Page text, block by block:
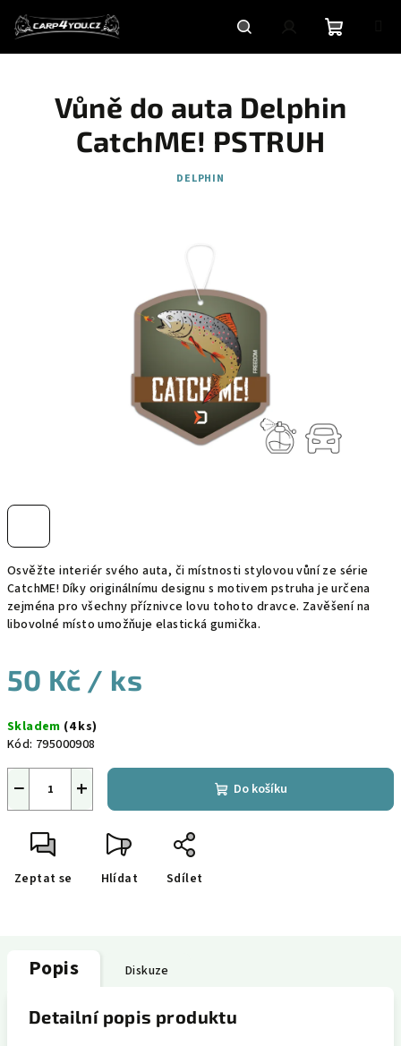
obsah
HledatPřihlášeníNákupní
košík
Osvěžte interiér svého auta, či místnosti stylovou vůní ze série
CatchME! Díky originálnímu designu s motivem pstruha je určena
zejména pro všechny příznivce lovu tohoto dravce. Zavěšení na
libovolné místo umožňuje elastická gumička.
50 Kč / ks
cena:
Skladem (4 ks)
Kód: 795000908
+
− Do košíku
Zeptat se Hlídat Sdílet
Vůně do auta Delphin
CatchME! PSTRUH
DELPHIN
Popis Diskuze
Detailní popis produktu